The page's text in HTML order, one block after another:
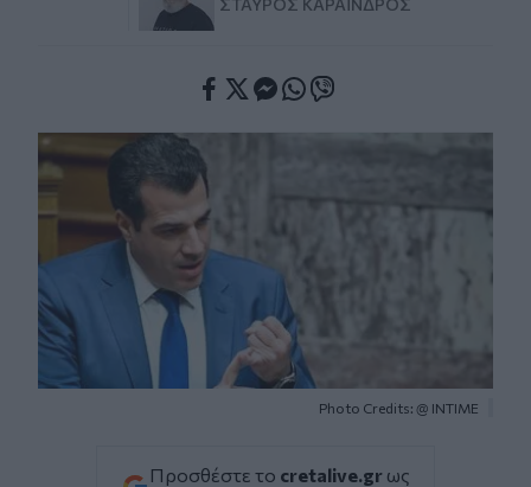
Photo Credits: @ ΙΝΤΙΜΕ
Προσθέστε το cretalive.gr ως